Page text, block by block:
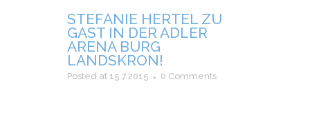
STEFANIE HERTEL ZU
GAST IN DER ADLER
ARENA BURG
LANDSKRON!
Posted at 15.7.2015 0 Comments